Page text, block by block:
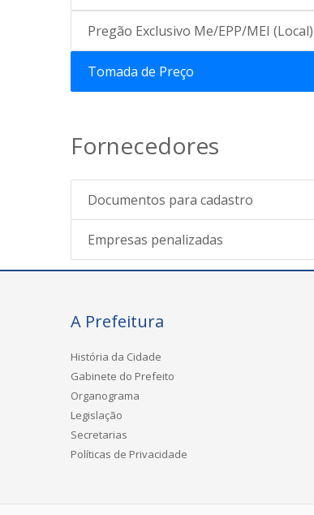
Pregão Exclusivo Me/EPP/MEI (Local)
Tomada de Preço
Fornecedores
Documentos para cadastro
Empresas penalizadas
A Prefeitura
História da Cidade
Gabinete do Prefeito
Organograma
Legislação
Secretarias
Políticas de Privacidade